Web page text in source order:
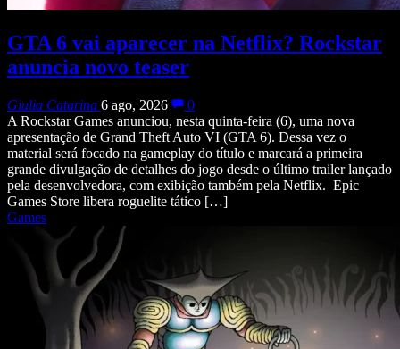
GTA 6 vai aparecer na Netflix? Rockstar
anuncia novo teaser
Giulia Catarina 6 ago, 2026
0
A Rockstar Games anunciou, nesta quinta-feira (6), uma nova
apresentação de Grand Theft Auto VI (GTA 6). Dessa vez o
material será focado na gameplay do título e marcará a primeira
grande divulgação de detalhes do jogo desde o último trailer lançado
pela desenvolvedora, com exibição também pela Netflix. Epic
Games Store libera roguelite tático […]
Games